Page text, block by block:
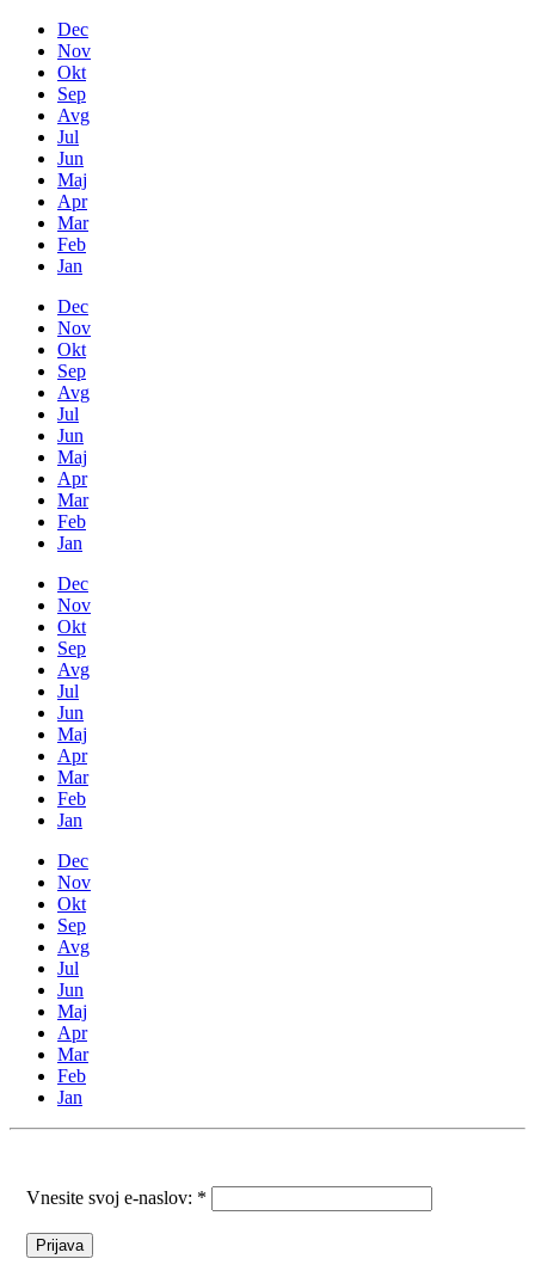
Dec
Nov
Okt
Sep
Avg
Jul
Jun
Maj
Apr
Mar
Feb
Jan
Dec
Nov
Okt
Sep
Avg
Jul
Jun
Maj
Apr
Mar
Feb
Jan
Dec
Nov
Okt
Sep
Avg
Jul
Jun
Maj
Apr
Mar
Feb
Jan
Dec
Nov
Okt
Sep
Avg
Jul
Jun
Maj
Apr
Mar
Feb
Jan
Vnesite svoj e-naslov: *